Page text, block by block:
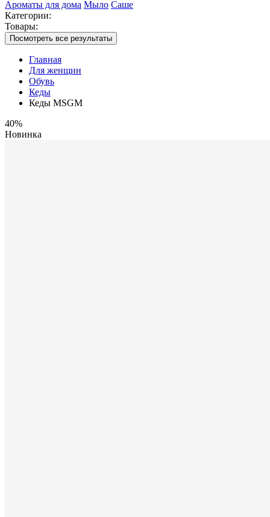
Ароматы для дома Мыло Саше
Категории:
Товары:
Посмотреть все результаты
Главная
Для женщин
Обувь
Кеды
Кеды MSGM
40%
Новинка